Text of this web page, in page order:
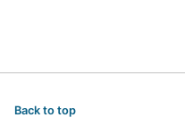
Back to top